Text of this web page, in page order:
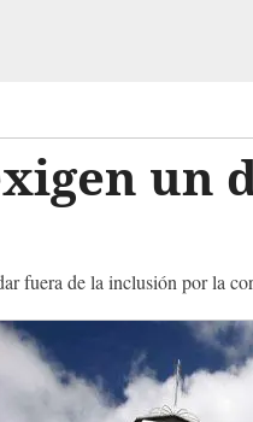
un
fuera de la inclusión por la